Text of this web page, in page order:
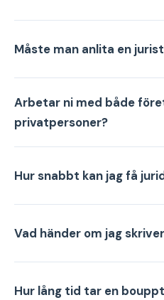
Måste man anlita en
Arbetar ni med både
privatpersoner?
Hur snabbt kan jag få
Vad händer om jag
Hur lång tid tar en